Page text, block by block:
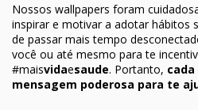
Nossos wallpapers foram
inspirar e motivar a adotar hábitos
de passar mais tempo
você ou até mesmo para te
#maisvidaesaude. Portanto,
mensagem poderosa para te